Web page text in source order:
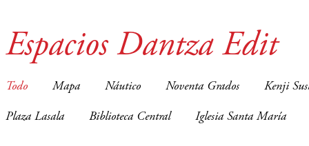
Espacios Dantza Edit
Todo Mapa Náutico Noventa Grados Kenji
Plaza Lasala Biblioteca Central Iglesia Santa María